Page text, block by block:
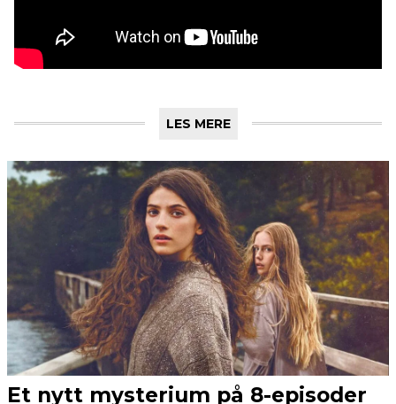
LES MERE